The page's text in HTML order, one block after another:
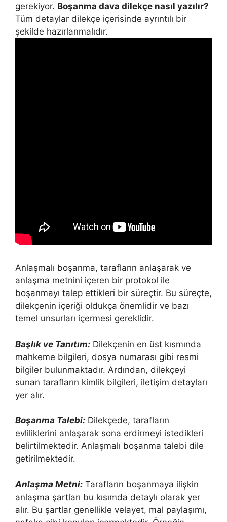
gerekiyor. Boşanma dava dilekçe nasıl yazılır?
Tüm detaylar dilekçe içerisinde ayrıntılı bir
şekilde hazırlanmalıdır.
Anlaşmalı boşanma, tarafların anlaşarak ve
anlaşma metnini içeren bir protokol ile
boşanmayı talep ettikleri bir süreçtir. Bu süreçte,
dilekçenin içeriği oldukça önemlidir ve bazı
temel unsurları içermesi gereklidir.
Başlık ve Tanıtım: Dilekçenin en üst kısmında
mahkeme bilgileri, dosya numarası gibi resmi
bilgiler bulunmaktadır. Ardından, dilekçeyi
sunan tarafların kimlik bilgileri, iletişim detayları
yer alır.
Boşanma Talebi: Dilekçede, tarafların
evliliklerini anlaşarak sona erdirmeyi istedikleri
belirtilmektedir. Anlaşmalı boşanma talebi dile
getirilmektedir.
Anlaşma Metni: Tarafların boşanmaya ilişkin
anlaşma şartları bu kısımda detaylı olarak yer
alır. Bu şartlar genellikle velayet, mal paylaşımı,